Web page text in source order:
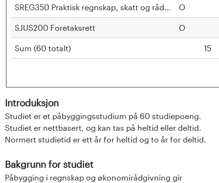
SREG350 Praktisk regnskap, skatt og rådgivning
O
SJUS200 Foretaksrett O
Sum (60 totalt) 15
Introduksjon
Studiet er et påbyggingsstudium på 60 studiepoeng.
Studiet er nettbasert, og kan tas på heltid eller deltid.
Normert studietid er ett år for heltid og to år for deltid.
Bakgrunn for studiet
Påbygging i regnskap og økonomirådgivning gir